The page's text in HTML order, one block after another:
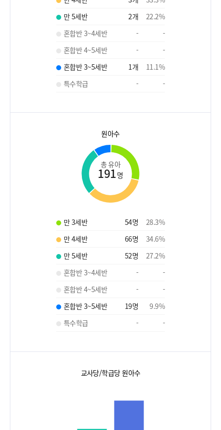
만 5세반
2개 22.2%
혼합반 3~4세반
-
-
혼합반 4~5세반
-
-
혼합반 3~5세반
1개 11.1%
특수학급
- -
원아수
총 유아
191명
만 3세반 54명 28.3%
만 4세반
66명 34.6%
만 5세반
52명 27.2%
혼합반 3~4세반
-
-
혼합반 4~5세반
-
-
혼합반 3~5세반
19명 9.9%
특수학급
- -
교사당/학급당 원아수